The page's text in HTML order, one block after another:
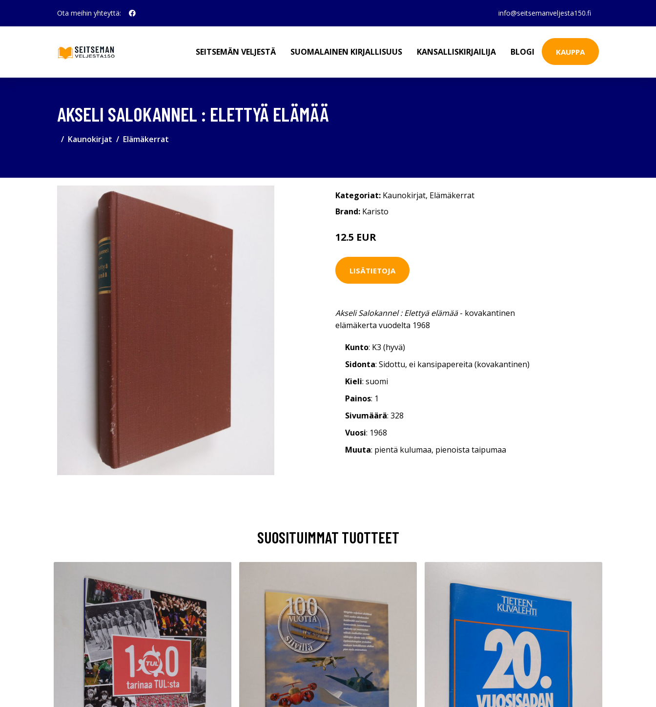
Ota meihin yhteyttä: info@seitsemanveljesta150.fi
SEITSEMÄN VELJESTÄ SUOMALAINEN KIRJALLISUUS KANSALLISKIRJAILIJA BLOGI KAUPPA
AKSELI SALOKANNEL : ELETTYÄ ELÄMÄÄ
Kaunokirjat Elämäkerrat
Kategoriat: Kaunokirjat, Elämäkerrat
Brand: Karisto
12.5 EUR
LISÄTIETOJA
Akseli Salokannel : Elettyä elämää- kovakantinen
elämäkerta vuodelta 1968
Kunto: K3 (hyvä)
Sidonta: Sidottu, ei kansipapereita (kovakantinen)
Kieli: suomi
Painos: 1
Sivumäärä: 328
Vuosi: 1968
Muuta: pientä kulumaa, pienoista taipumaa
SUOSITUIMMAT TUOTTEET